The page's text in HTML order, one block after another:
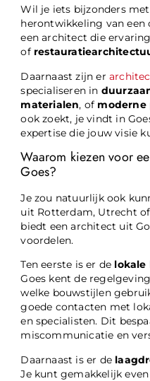
Wil je iets bijzonders
herontwikkeling van een
een architect die
of
Daarnaast zijn er
specialiseren in
materialen, of moderne
ook zoekt, je vindt in
expertise die jouw visie
Waarom kiezen voor
Goes?
Je zou natuurlijk ook
uit Rotterdam, Utrecht
biedt een architect uit
voordelen.
Ten eerste is er de lokale
Goes kent de
welke bouwstijlen
goede contacten met
en specialisten. Dit
miscommunicatie en
Daarnaast is er de
Je kunt gemakkelijk